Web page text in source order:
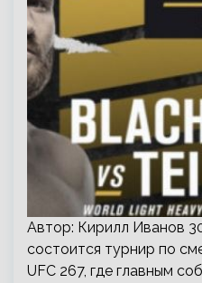
Автор: Кирилл Иванов
состоится турнир по
UFC 267, где главным